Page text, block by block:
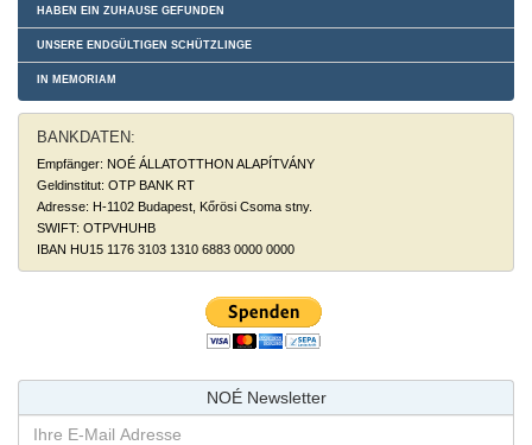
HABEN EIN ZUHAUSE GEFUNDEN
UNSERE ENDGÜLTIGEN SCHÜTZLINGE
IN MEMORIAM
BANKDATEN:
Empfänger: NOÉ ÁLLATOTTHON ALAPÍTVÁNY
Geldinstitut: OTP BANK RT
Adresse: H-1102 Budapest, Kőrösi Csoma stny.
SWIFT: OTPVHUHB
IBAN HU15 1176 3103 1310 6883 0000 0000
NOÉ Newsletter